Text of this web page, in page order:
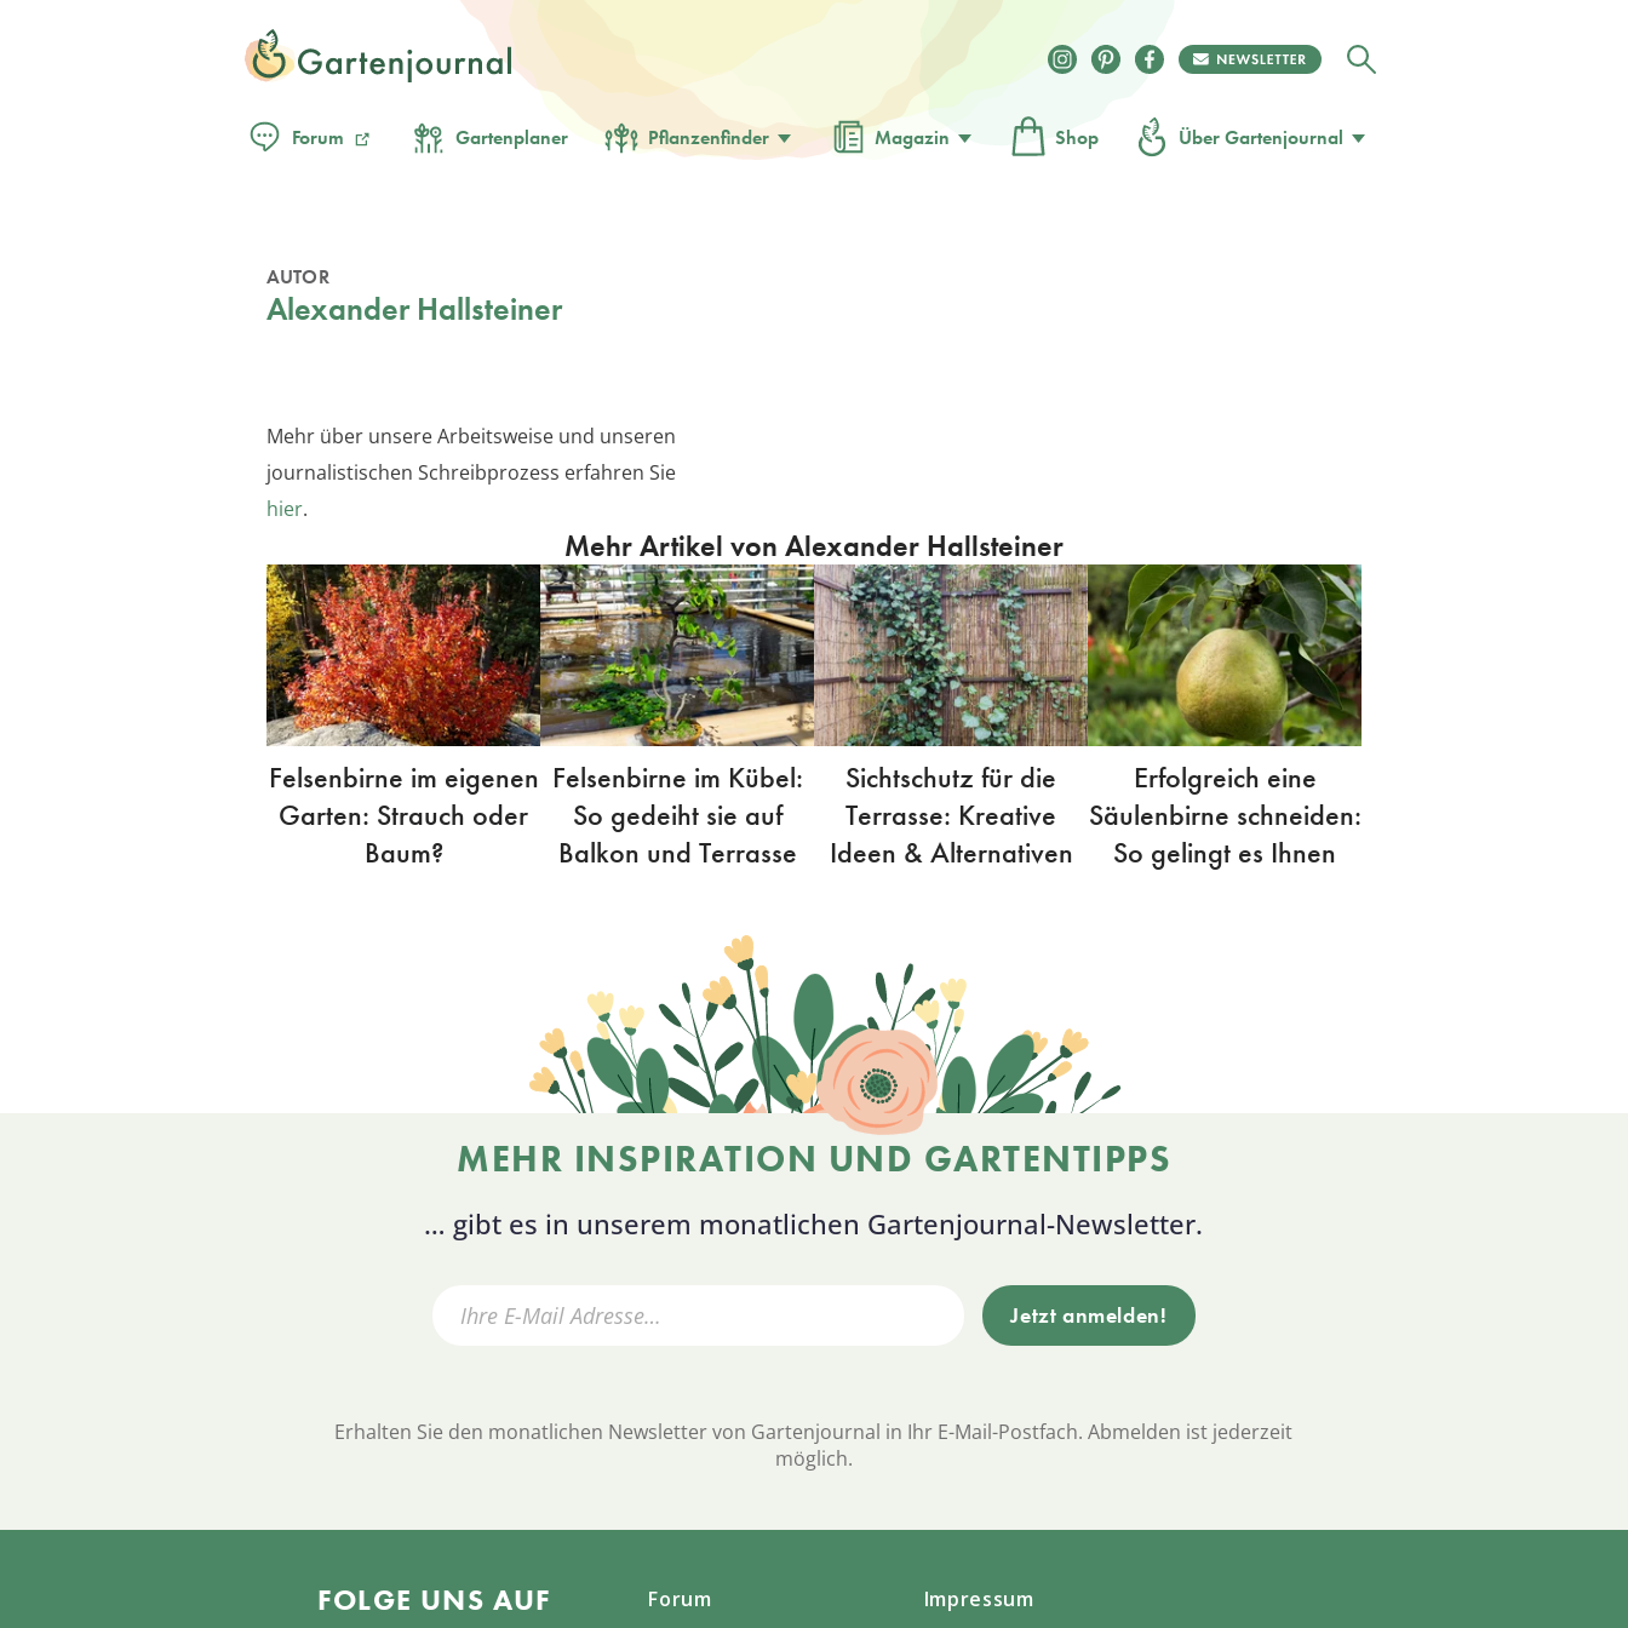
Forum Gartenplaner Pflanzenfinder Magazin Shop Über Gartenjournal
AUTOR
Alexander Hallsteiner
Mehr über unsere Arbeitsweise und unseren
journalistischen Schreibprozess erfahren Sie
hier.
Mehr Artikel von Alexander Hallsteiner
Felsenbirne im eigenen
Garten: Strauch oder
Baum?
Felsenbirne im Kübel:
So gedeiht sie auf
Balkon und Terrasse
Sichtschutz für die
Terrasse: Kreative
Ideen & Alternativen
Erfolgreich eine
Säulenbirne schneiden:
So gelingt es Ihnen
MEHR INSPIRATION UND GARTENTIPPS
… gibt es in unserem monatlichen Gartenjournal-Newsletter.
Erhalten Sie den monatlichen Newsletter von Gartenjournal in Ihr E-Mail-Postfach. Abmelden ist jederzeit
möglich.
FOLGE UNS AUF
Forum
Impressum